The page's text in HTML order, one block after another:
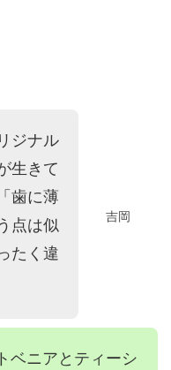
吉岡
ジナル
生きて
歯に薄
点は似
たく違
ベニアとティーシ